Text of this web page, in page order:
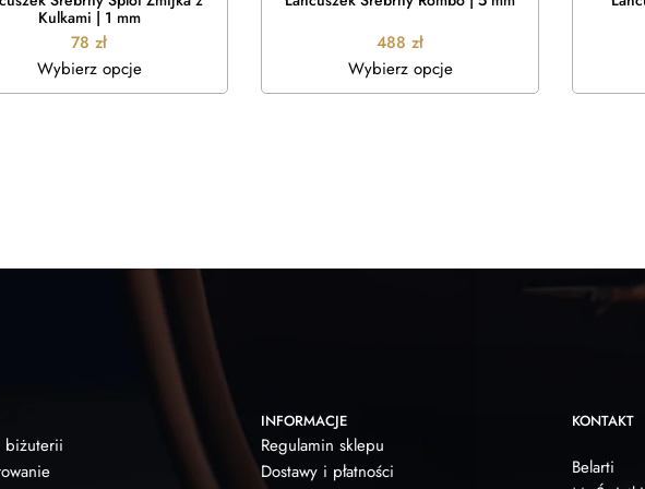
Kulkami | 1 mm
78 zł
Wybierz opcje
488 zł
Wybierz opcje
biżuterii
INFORMACJE
Regulamin sklepu
Dostawy i płatności
KONTAKT
Belarti